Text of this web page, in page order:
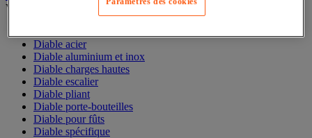
Voir toute la catégorie
Diable acier
Diable aluminium et inox
Diable charges hautes
Diable escalier
Diable pliant
Diable porte-bouteilles
Diable pour fûts
Diable spécifique